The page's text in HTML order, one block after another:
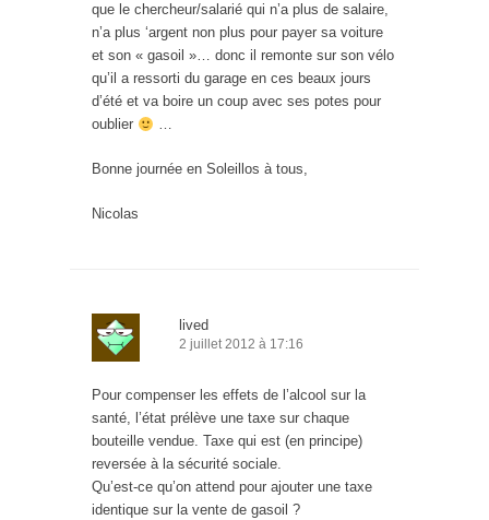
que le chercheur/salarié qui n’a plus de salaire,
n’a plus ‘argent non plus pour payer sa voiture
et son « gasoil »… donc il remonte sur son vélo
qu’il a ressorti du garage en ces beaux jours
d’été et va boire un coup avec ses potes pour
oublier
…
Bonne journée en Soleillos à tous,
Nicolas
lived
2 juillet 2012 à 17:16
Pour compenser les effets de l’alcool sur la
santé, l’état prélève une taxe sur chaque
bouteille vendue. Taxe qui est (en principe)
reversée à la sécurité sociale.
Qu’est-ce qu’on attend pour ajouter une taxe
identique sur la vente de gasoil ?